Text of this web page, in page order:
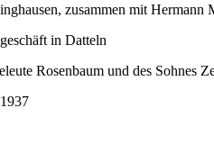
zusammen mit Hermann
in Datteln
Rosenbaum und des Sohnes